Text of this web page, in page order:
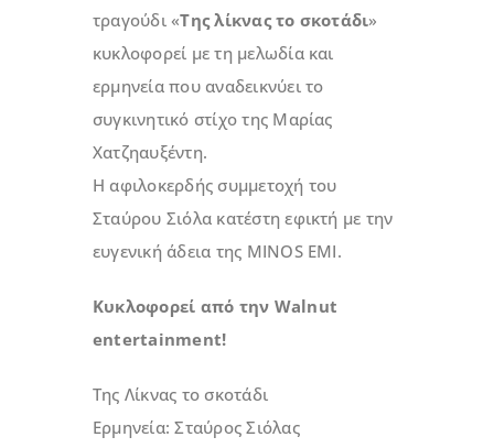
τραγούδι «Της λίκνας το σκοτάδι»
κυκλοφορεί με τη μελωδία και
ερμηνεία που αναδεικνύει το
συγκινητικό στίχο της Μαρίας
Χατζηαυξέντη.
Η αφιλοκερδής συμμετοχή του
Σταύρου Σιόλα κατέστη εφικτή με την
ευγενική άδεια της MINOS EMI.
Κυκλοφορεί από την Walnut
entertainment!
Της Λίκνας το σκοτάδι
Ερμηνεία: Σταύρος Σιόλας